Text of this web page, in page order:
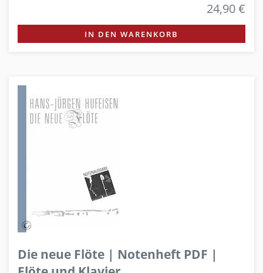
24,90 €
IN DEN WARENKORB
Die neue Flöte | Notenheft PDF |